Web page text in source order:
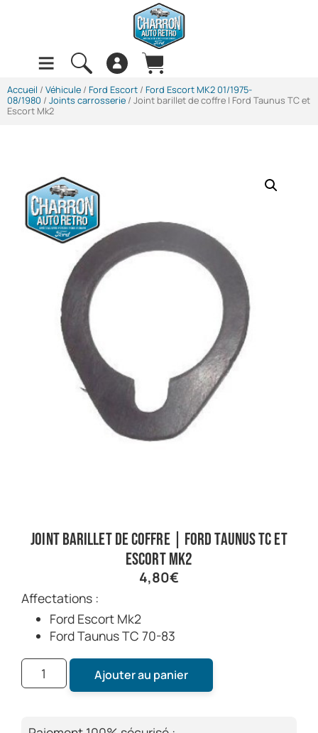
Accueil / Véhicule / Ford Escort / Ford Escort MK2 01/1975-
08/1980 / Joints carrosserie / Joint barillet de coffre | Ford Taunus TC et
Escort Mk2
Joint barillet de coffre | Ford Taunus TC et
Escort Mk2
4,80€
Affectations :
Ford Escort Mk2
Ford Taunus TC 70-83
Ajouter au panier